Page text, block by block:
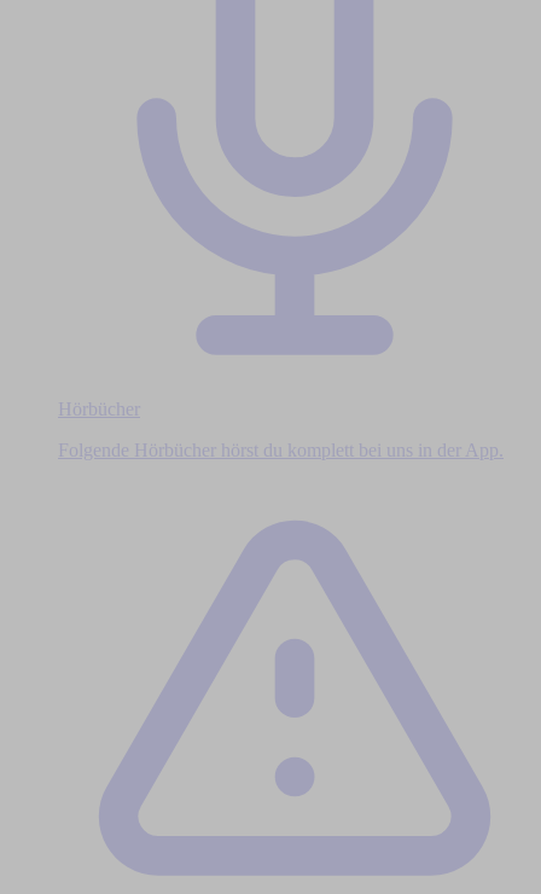
Hörbücher
Folgende Hörbücher hörst du komplett bei uns in der App.